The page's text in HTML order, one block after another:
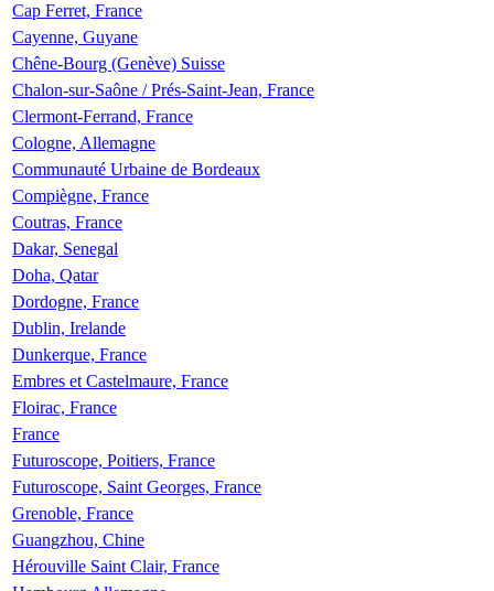
Cap Ferret, France
Cayenne, Guyane
Chêne-Bourg (Genève) Suisse
Chalon-sur-Saône / Prés-Saint-Jean, France
Clermont-Ferrand, France
Cologne, Allemagne
Communauté Urbaine de Bordeaux
Compiègne, France
Coutras, France
Dakar, Senegal
Doha, Qatar
Dordogne, France
Dublin, Irelande
Dunkerque, France
Embres et Castelmaure, France
Floirac, France
France
Futuroscope, Poitiers, France
Futuroscope, Saint Georges, France
Grenoble, France
Guangzhou, Chine
Hérouville Saint Clair, France